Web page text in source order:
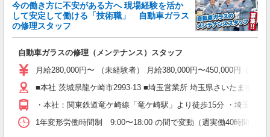
今の働き方に不安がある方へ 現場経験を活か
して安定して働ける「技術職」 自動車ガラス
の修理スタッフ
自動車ガラスの修理（メンテナンス）スタッフ
月給280,000円〜 （未経験者） 月給380,000円〜450,000円（経
■本社 茨城県龍ケ崎市2993-13 ■埼玉営業所 埼玉県さいたま市桜区
・本社：関東鉄道竜ケ崎線「竜ケ崎駅」より徒歩15分 ・埼玉営
1年変形労働時間制 9:00〜18:00 の間で変動（週実働40時間）